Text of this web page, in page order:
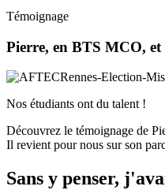
Témoignage
Pierre, en BTS MCO,
Nos étudiants ont du talent !
Découvrez le témoignage de
Il revient pour nous sur son
Sans y penser,